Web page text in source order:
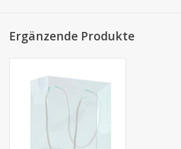
Ergänzende Produkte